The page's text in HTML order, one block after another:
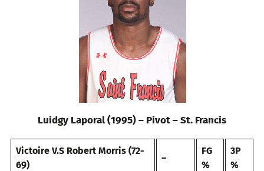
Luidgy Laporal (1995) – Pivot – St. Francis
Victoire V.S Robert Morris (72-
69)
–
FG
%
3P
%